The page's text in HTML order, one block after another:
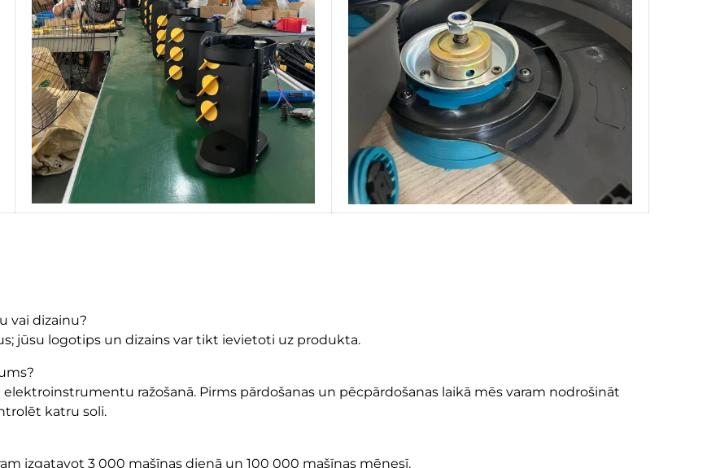
vai dizainu?
jūsu logotips un dizains var tikt ievietoti uz produkta.
elektroinstrumentu ražošanā. Pirms pārdošanas un pēcpārdošanas laikā mēs varam nodrošināt
katru soli.
izgatavot 3 000 mašīnas dienā un 100 000 mašīnas mēnesī.